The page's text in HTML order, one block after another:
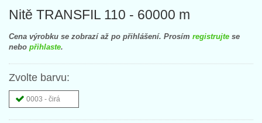
Nitě TRANSFIL 110 - 60000 m
Cena výrobku se zobrazí až po přihlášení. Prosím registrujte se
nebo přihlaste.
Zvolte barvu:
0003 - čirá